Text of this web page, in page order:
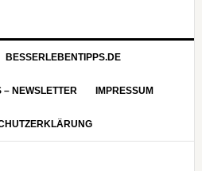
BESSERLEBENTIPPS.DE
– NEWSLETTER IMPRESSUM